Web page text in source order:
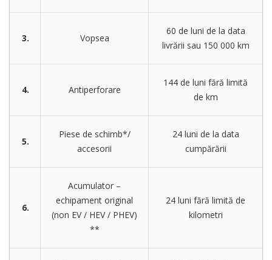
3. Vopsea
60 de luni de la data
livrării sau 150 000 km
4. Antiperforare
144 de luni fără limită
de km
5.
Piese de schimb*/
accesorii
24 luni de la data
cumpărării
6.
Acumulator –
echipament original
(non EV / HEV / PHEV)
**
24 luni fără limită de
kilometri